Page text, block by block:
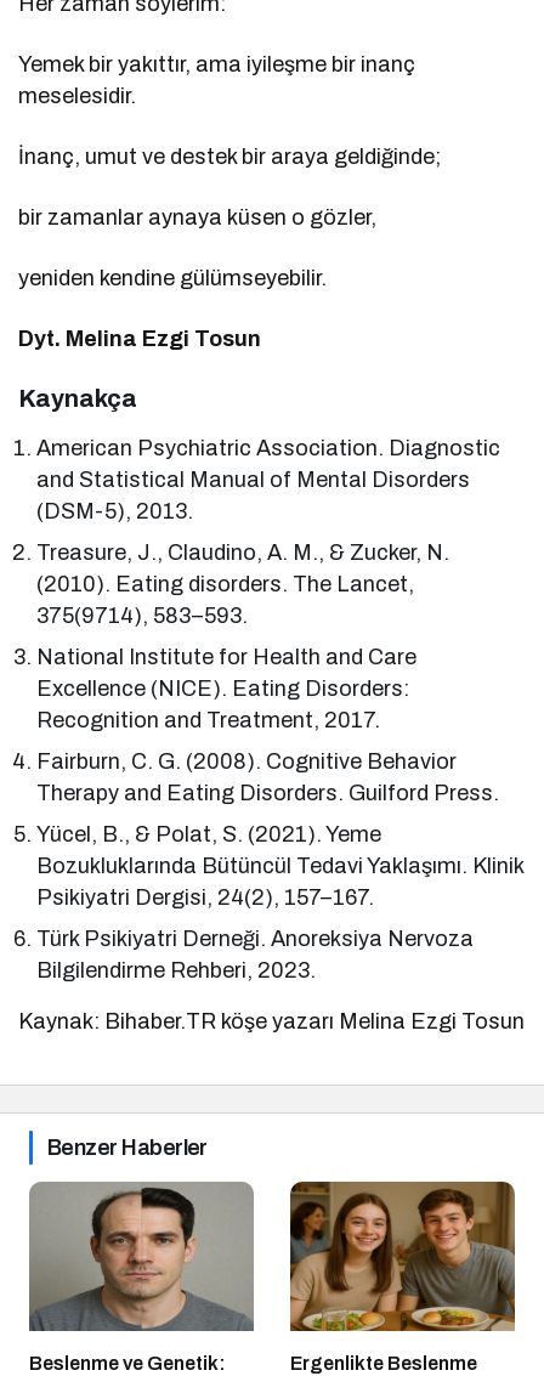
Yemek bir yakıttır, ama iyileşme bir inanç
meselesidir.
İnanç, umut ve destek bir araya geldiğinde;
bir zamanlar aynaya küsen o gözler,
yeniden kendine gülümseyebilir.
Dyt. Melina Ezgi Tosun
Kaynakça
American Psychiatric Association. Diagnostic
and Statistical Manual of Mental Disorders
(DSM-5), 2013.
Treasure, J., Claudino, A. M., & Zucker, N.
(2010). Eating disorders. The Lancet,
375(9714), 583–593.
National Institute for Health and Care
Excellence (NICE). Eating Disorders:
Recognition and Treatment, 2017.
Fairburn, C. G. (2008). Cognitive Behavior
Therapy and Eating Disorders. Guilford Press.
Yücel, B., & Polat, S. (2021). Yeme
Bozukluklarında Bütüncül Tedavi Yaklaşımı. Klinik
Psikiyatri Dergisi, 24(2), 157–167.
Türk Psikiyatri Derneği. Anoreksiya Nervoza
Bilgilendirme Rehberi, 2023.
Kaynak: Bihaber.TR köşe yazarı Melina Ezgi Tosun
Benzer Haberler
Beslenme ve Genetik:
Ergenlikte Beslenme